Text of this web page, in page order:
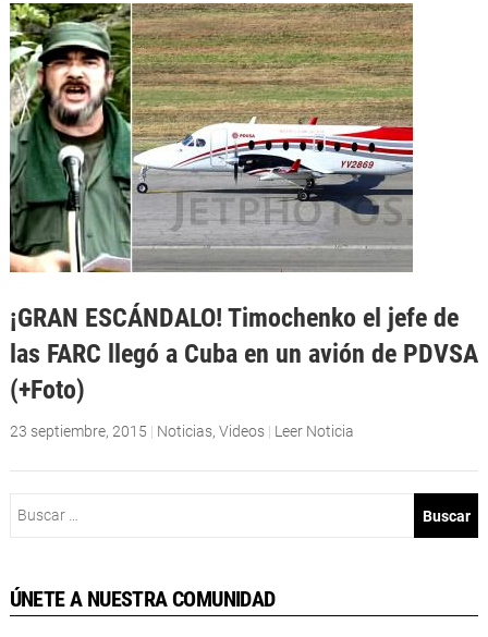
¡GRAN ESCÁNDALO! Timochenko el jefe de
las FARC llegó a Cuba en un avión de PDVSA
(+Foto)
23 septiembre, 2015 | Noticias, Videos | Leer Noticia
ÚNETE A NUESTRA COMUNIDAD